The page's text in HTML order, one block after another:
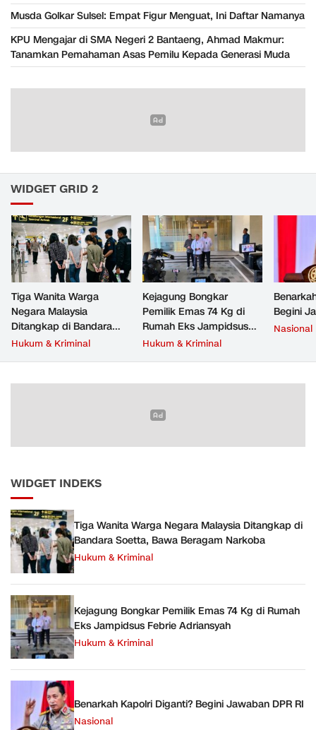
Musda Golkar Sulsel: Empat Figur Menguat, Ini Daftar Namanya
KPU Mengajar di SMA Negeri 2 Bantaeng, Ahmad Makmur:
Tanamkan Pemahaman Asas Pemilu Kepada Generasi Muda
WIDGET GRID 2
Tiga Wanita Warga
Negara Malaysia
Ditangkap di Bandara
Soetta, Bawa Beragam
Hukum & Kriminal
Kejagung Bongkar
Pemilik Emas 74 Kg di
Rumah Eks Jampidsus
Febrie Adriansyah
Hukum & Kriminal
Begini
Nasional
WIDGET INDEKS
Tiga Wanita Warga Negara Malaysia Ditangkap di
Bandara Soetta, Bawa Beragam Narkoba
Hukum & Kriminal
Kejagung Bongkar Pemilik Emas 74 Kg di Rumah
Eks Jampidsus Febrie Adriansyah
Hukum & Kriminal
Benarkah Kapolri Diganti? Begini Jawaban DPR RI
Nasional